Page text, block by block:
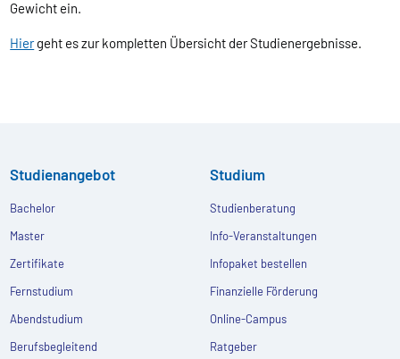
Gewicht ein.
Hiergeht es zur kompletten Übersicht der Studienergebnisse.
Studienangebot
Bachelor
Master
Zertifikate
Fernstudium
Abendstudium
Berufsbegleitend
Studium
Studienberatung
Info-Veranstaltungen
Infopaket bestellen
Finanzielle Förderung
Online-Campus
Ratgeber